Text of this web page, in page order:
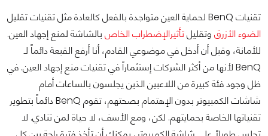
تقنيات BenQ لحماية العين متواجدة بالفعل كالعادة مثل تقنيات تقليل
الضوء الأزرق وتقليلتأثيرالإضطراب الخاص بالشاشة لمنع إجهاد العين.
للأمانة، وقبل أن أدخل في موضوعي القادم، أنا أرفع القبعة دائماً لـ
BenQ لأنها من أكثر الشركات إستثماراً في تقنيات منع إجهاد العين. في
ظل وجود فئة كبيرة من اللاعبين الذين يجلسون بالساعات أمام
شاشات الكمبيوتر بدون الإهتمام بصحتهم، تقوم BenQ دائماً بتطوير
تقنياتها الخاصة بحمايتهم. لكن، ومع الأسف، لا حياة لمن تنادي. لا